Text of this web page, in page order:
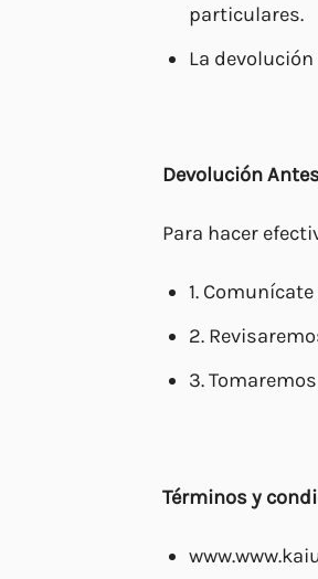
particulares.
La
Devolución
Para hacer
1.
2.
3.
Términos y